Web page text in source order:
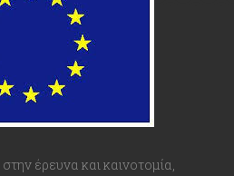
έρευνα και καινοτομία,